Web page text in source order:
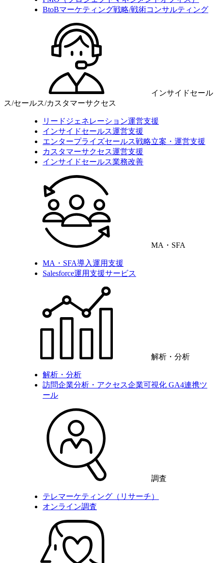
BtoBマーケティング戦略/戦術コンサルティング
インサイドセール
ス/セールス/カスタマーサクセス
リードジェネレーション運営支援
インサイドセールス運営支援
エンタープライズセールス戦略立案・運営支援
カスタマーサクセス運営支援
インサイドセールス業務改善
MA・SFA
MA・SFA導入運用支援
Salesforce運用支援サービス
解析・分析
解析・分析
訪問企業分析・アクセス企業可視化 GA4連携ツ
ール
調査
テレマーケティング（リサーチ）
オンライン調査